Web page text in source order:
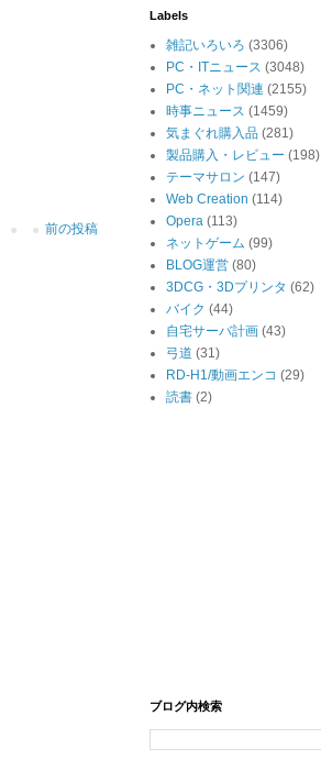
前の投稿
Labels
雑記いろいろ (3306)
PC・ITニュース (3048)
PC・ネット関連 (2155)
時事ニュース (1459)
気まぐれ購入品 (281)
製品購入・レビュー (198)
テーマサロン (147)
Web Creation (114)
Opera (113)
ネットゲーム (99)
BLOG運営 (80)
3DCG・3Dプリンタ (62)
バイク (44)
自宅サーバ計画 (43)
弓道 (31)
RD-H1/動画エンコ (29)
読書 (2)
ブログ内検索